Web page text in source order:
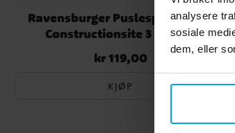
analysere
sosiale
dem, eller
Ravensburger Puslespill, At the
Constructionsite 3 brikker
Pris :kr 119,00
kr 119,00
KJØP